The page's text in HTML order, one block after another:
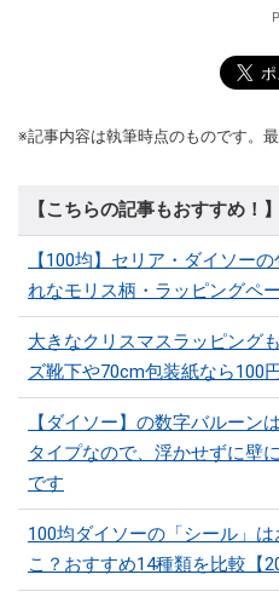
※記事内容は執筆時点のものです。
【こちらの記事もおすすめ！】
【100均】セリア・ダイソー
れなモリス柄・ラッピングペ
大きなクリスマスラッピング
ズ靴下や70cm包装紙なら100
【ダイソー】の数字バルーン
タイプなので、浮かせずに壁
です
100均ダイソーの「シール」
こ？おすすめ14種類を比較【